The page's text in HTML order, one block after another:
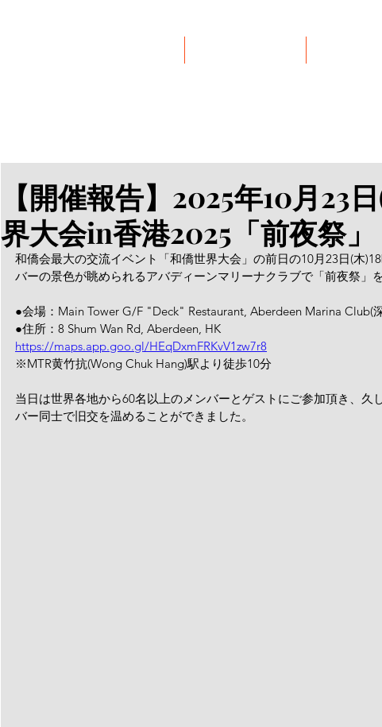
【開催報告】2025年10月23
界大会in香港2025「前夜祭」
和僑会最大の交流イベント「和僑世界大会」の前日の10月23日(木
バーの景色が眺められるアバディーンマリーナクラブで「前夜祭」
●会場：Main Tower G/F "Deck" Restaurant, Aberdeen Marina Club(
●住所：8 Shum Wan Rd, Aberdeen, HK
https://maps.app.goo.gl/HEqDxmFRKvV1zw7r8
※MTR黄竹抗(Wong Chuk Hang)駅より徒歩10分
当日は世界各地から60名以上のメンバーとゲストにご参加頂き、久
バー同士で旧交を温めることができました。